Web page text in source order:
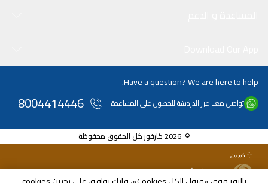
Have a question? We are here to help.
تواصل معنا عبر الدردشة للحصول على المساعدة 8004414446
© 2026 كارفور كل الحقوق محفوظة